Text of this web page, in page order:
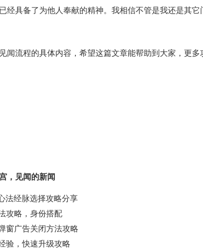
经具备了为他人奉献的精神。我相信不管是我还是其
闻流程的具体内容，希望这篇文章能帮助到大家，更多
， 见闻的新闻
法经脉选择攻略分享
攻略，身份搭配
窗广告关闭方法攻略
验，快速升级攻略